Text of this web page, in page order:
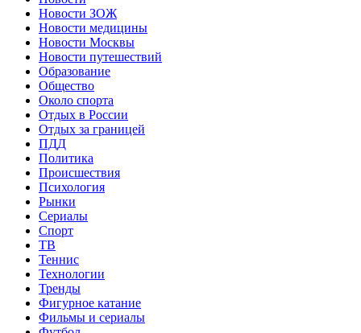
Новости ЗОЖ
Новости медицины
Новости Москвы
Новости путешествий
Образование
Общество
Около спорта
Отдых в России
Отдых за границей
ПДД
Политика
Происшествия
Психология
Рынки
Сериалы
Спорт
ТВ
Теннис
Технологии
Тренды
Фигурное катание
Фильмы и сериалы